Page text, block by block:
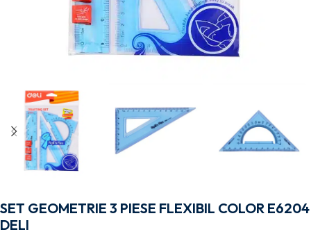
SET GEOMETRIE 3 PIESE FLEXIBIL COLOR E6204
DELI